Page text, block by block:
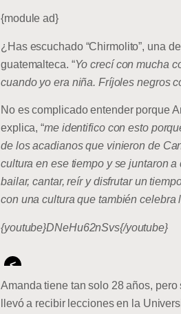
{module ad}
¿Has escuchado “Chirmolito”, una
guatemalteca. “Yo crecí con mucha
cuando yo era niña. Fríjoles negros
No es complicado entender porque
explica, “me identifico con esto
de los acadianos que vinieron de
cultura en ese tiempo y se juntaron
bailar, cantar, reír y disfrutar un
con una cultura que también celebra
{youtube}DNeHu62nSvs{/youtube}
<
Amanda tiene tan solo 28 años,
llevó a recibir lecciones en la